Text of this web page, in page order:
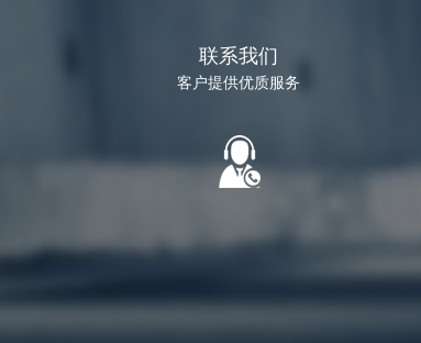
联系我们
客户提供优质服务